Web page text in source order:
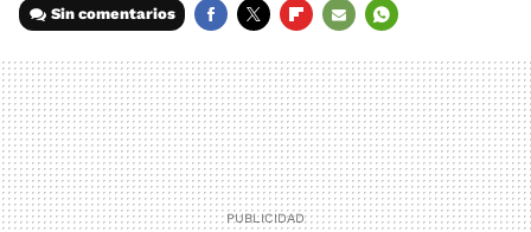
Sin comentarios
MAIL